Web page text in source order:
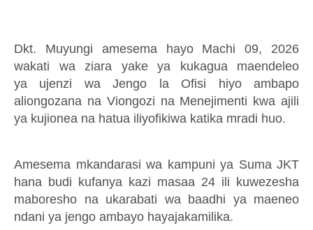
Dkt. Muyungi amesema hayo Machi 09, 2026
wakati wa ziara yake ya kukagua maendeleo
ya ujenzi wa Jengo la Ofisi hiyoambapo
aliongozana na Viongozi na Menejimenti kwa ajili
ya kujionea na hatua iliyofikiwa katika mradi huo.
Amesema mkandarasi wa kampuni ya Suma JKT
hana budi kufanya kazi masaa 24 ili kuwezesha
maboresho na ukarabati wa baadhi ya maeneo
ndani ya jengo ambayo hayajakamilika.